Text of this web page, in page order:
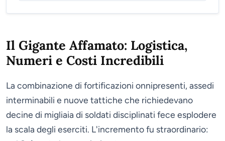
Il Gigante Affamato: Logistica,
Numeri e Costi Incredibili
La combinazione di fortificazioni onnipresenti, assedi
interminabili e nuove tattiche che richiedevano
decine di migliaia di soldati disciplinati fece esplodere
la scala degli eserciti. L'incremento fu straordinario: